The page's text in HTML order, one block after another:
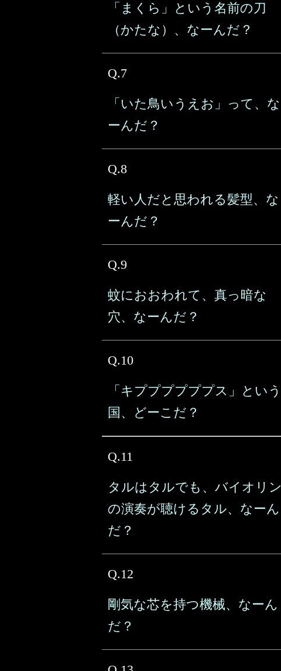
「まくら」という名前の刀
（かたな）、なーんだ？
Q.7
「いた鳥いうえお」って、な
ーんだ？
Q.8
軽い人だと思われる髪型、な
ーんだ？
Q.9
蚊におおわれて、真っ暗な
穴、なーんだ？
Q.10
「キププププププス」という
国、どーこだ？
Q.11
タルはタルでも、バイオリン
の演奏が聴けるタル、なーん
だ？
Q.12
剛気な芯を持つ機械、なーん
だ？